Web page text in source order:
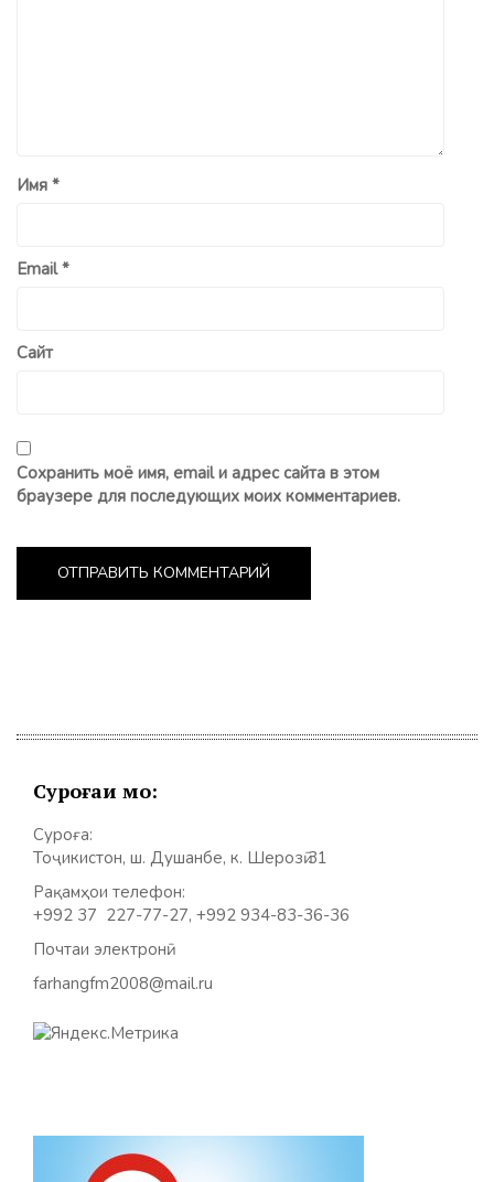
Имя *
Email*
Сайт
Сохранить моё имя, email и адрес сайта в этом
браузере для последующих моих комментариев.
Суроғаи мо:
Суроға:
Тоҷикистон, ш. Душанбе, к. Шерозӣ 31
Рақамҳои телефон:
+992 37 227-77-27, +992 934-83-36-36
Почтаи электронӣ:
farhangfm2008@mail.ru